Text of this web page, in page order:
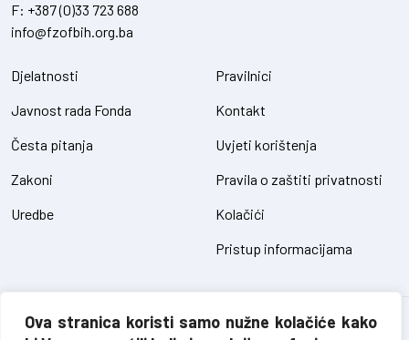
Ova stranica koristi samo nužne kolačiće kako
F: +387 (0)33 723 688
info@fzofbih.org.ba
Djelatnosti
Javnost rada Fonda
Česta pitanja
Zakoni
Uredbe
Pravilnici
Kontakt
Uvjeti korištenja
Pravila o zaštiti privatnosti
Kolačići
Pristup informacijama
Fond za zaštitu okoliša FBiH – sva prava pridržana // design and